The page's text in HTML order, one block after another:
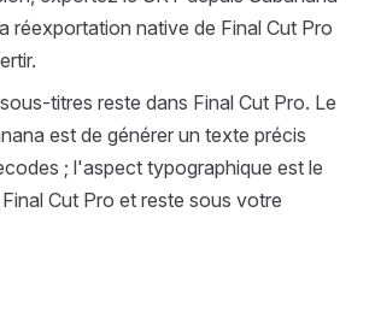
réexportation native de Final Cut Pro
titres reste dans Final Cut Pro. Le
est de générer un texte précis
; l'aspect typographique est le
Cut Pro et reste sous votre